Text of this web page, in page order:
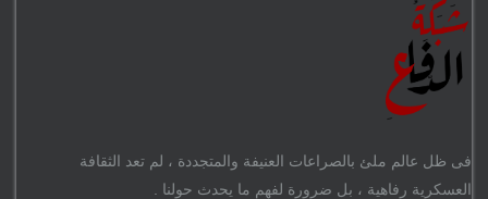
فى ظل عالم ملئ بالصراعات العنيفة والمتجددة ، لم تعد الثقافة
العسكرية رفاهية ، بل ضرورة لفهم ما يحدث حولنا .